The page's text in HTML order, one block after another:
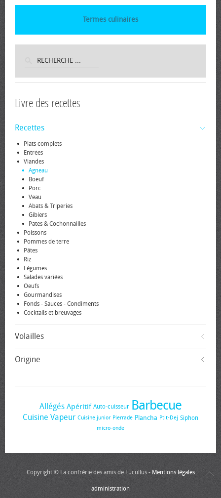
Termes culinaires
Livre des recettes
Recettes
Plats complets
Entrées
Viandes
Agneau
Boeuf
Porc
Veau
Abats & Triperies
Gibiers
Pâtés & Cochonnailles
Poissons
Pommes de terre
Pâtes
Riz
Légumes
Salades variées
Oeufs
Gourmandises
Fonds - Sauces - Condiments
Cocktails et breuvages
Volailles
Origine
Allégés Apéritif Auto-cuisseur Barbecue
Cuisine Vapeur Cuisine junior Pierrade Plancha Ptit-Dej Siphon
micro-onde
Copyright © La confrérie des amis de Lucullus - Mentions légales
administration